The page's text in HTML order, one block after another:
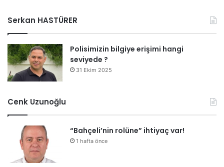
ş
a
d
ı
.
Serkan HASTÜRER
Polisimizin bilgiye erişimi hangi
seviyede ?
31 Ekim 2025
Cenk Uzunoğlu
“Bahçeli’nin rolüne” ihtiyaç var!
1 hafta önce